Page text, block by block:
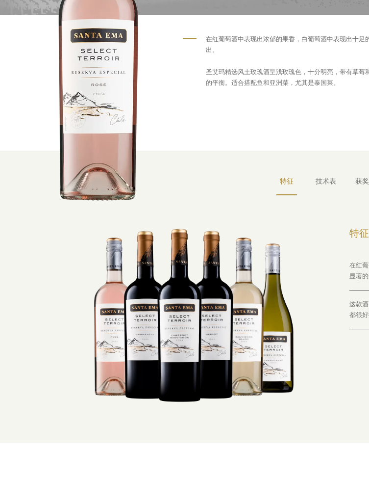
在红葡萄酒中表现出浓郁的果香，白葡萄酒中表现出十
出。
圣艾玛精选风土玫瑰酒呈浅玫瑰色，十分明亮，带有草
的平衡。适合搭配鱼和亚洲菜，尤其是泰国菜。
特征 技术表 获
特征
在红
显著
这款
都很好